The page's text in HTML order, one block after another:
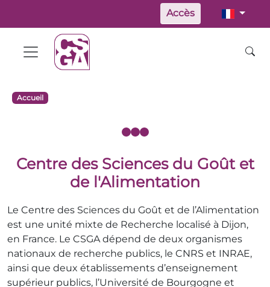
Accès
Accueil
Centre des Sciences du Goût et
de l'Alimentation
Le Centre des Sciences du Goût et de l’Alimentation
est une unité mixte de Recherche localisé à Dijon,
en France. Le CSGA dépend de deux organismes
nationaux de recherche publics, le CNRS et INRAE,
ainsi que deux établissements d’enseignement
supérieur publics, l’Université de Bourgogne et